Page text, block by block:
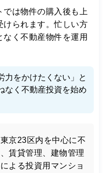
は物件の購入後も上
けられます。忙しい方
く不動産物件を運用
力をかけたくない」と
なく不動産投資を始め
京23区内を中心に不
賃貸管理、建物管理
よる投資用マンショ